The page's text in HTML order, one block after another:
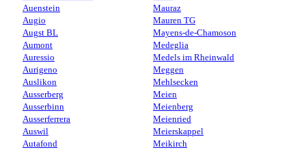
Auenstein
Augio
Augst BL
Aumont
Auressio
Aurigeno
Auslikon
Ausserberg
Ausserbinn
Ausserferrera
Auswil
Autafond
Mauraz
Mauren TG
Mayens-de-Chamoson
Medeglia
Medels im Rheinwald
Meggen
Mehlsecken
Meien
Meienberg
Meienried
Meierskappel
Meikirch